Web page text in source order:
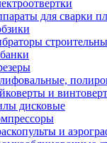
для сварки
и
дисковые
и